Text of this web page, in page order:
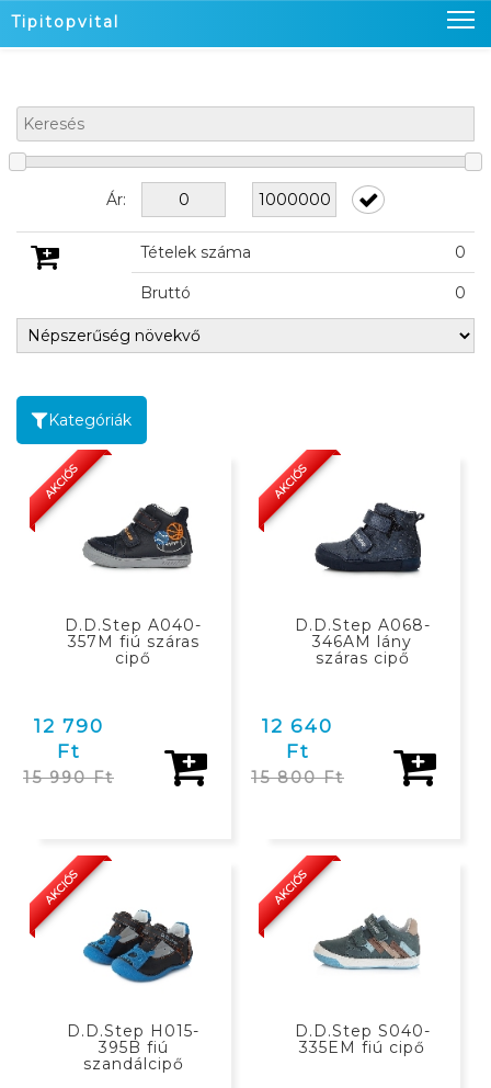
Tipitopvital
Termékeink
Üzleteink
Kapcsolat
Belépés
Ár:
Tételek száma 0
Bruttó 0
Kategóriák
AKCIÓS
D.D.Step A040-
357M fiú száras
cipő
12 790
Ft
15 990 Ft
AKCIÓS
D.D.Step A068-
346AM lány
száras cipő
12 640
Ft
15 800 Ft
AKCIÓS
D.D.Step H015-
395B fiú
szandálcipő
AKCIÓS
D.D.Step S040-
335EM fiú cipő